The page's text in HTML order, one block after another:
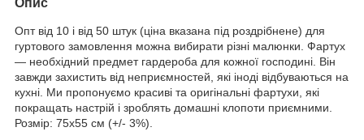
Опт від 10 і від 50 штук (ціна вказана під роздрібнене) для
гуртового замовлення можна вибирати різні малюнки. Фартух
— необхідний предмет гардероба для кожної господині. Він
завжди захистить від неприємностей, які іноді відбуваються на
кухні. Ми пропонуємо красиві та оригінальні фартухи, які
покращать настрій і зроблять домашні клопоти приємними.
Розмір: 75х55 см (+/- 3%).